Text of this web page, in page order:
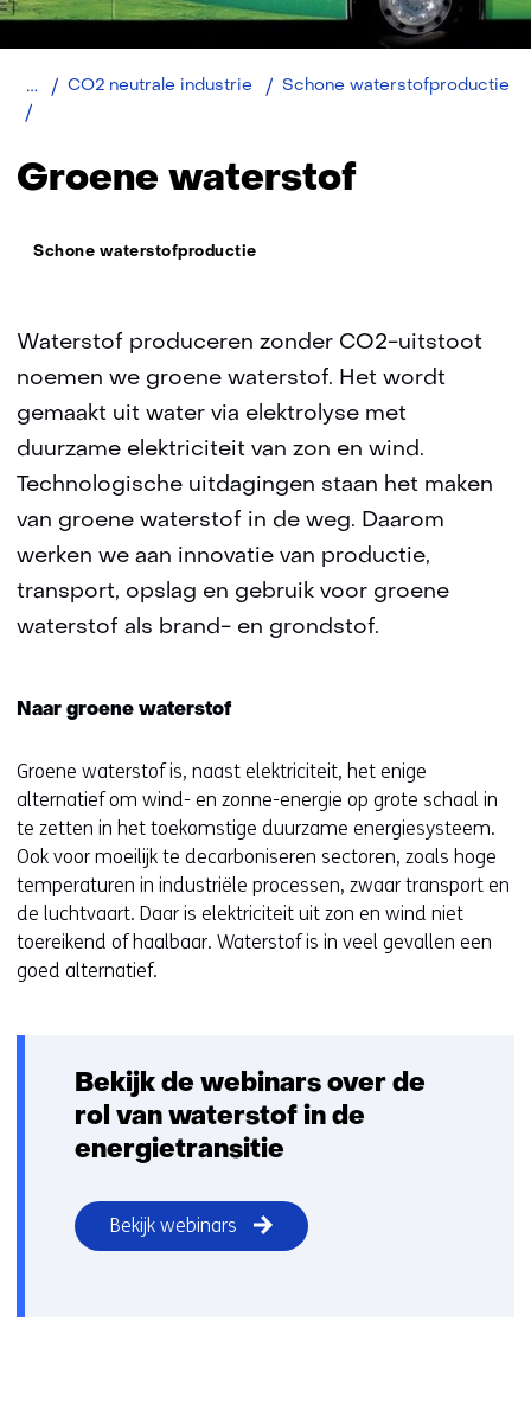
Home
DuurzaamCO2 neutrale industrie
Schone waterstofproductie
Groene waterstof
Thema:
Schone waterstofproductie
Waterstof produceren zonder CO2-uitstoot
noemen we groene waterstof. Het wordt
gemaakt uit water via elektrolyse met
duurzame elektriciteit van zon en wind.
Technologische uitdagingen staan het maken
van groene waterstof in de weg. Daarom
werken we aan innovatie van productie,
transport, opslag en gebruik voor groene
waterstof als brand- en grondstof.
Naar groene waterstof
Groene waterstof is, naast elektriciteit, het enige
alternatief om wind- en zonne-energie op grote schaal in
te zetten in het toekomstige duurzame energiesysteem.
Ook voor moeilijk te decarboniseren sectoren, zoals hoge
temperaturen in industriële processen, zwaar transport en
de luchtvaart. Daar is elektriciteit uit zon en wind niet
toereikend of haalbaar. Waterstof is in veel gevallen een
goed alternatief.
Bekijk de webinars over de
rol van waterstof in de
energietransitie
Bekijk webinars